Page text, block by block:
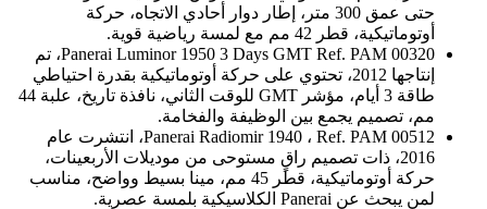
حتى عمق 300 متر، إطار دوار أحادي الاتجاه، حركة
أوتوماتيكية، قطر 42 مم مع لمسة رياضية قوية.
Panerai Luminor 1950 3 Days GMT Ref. PAM 00320، تم
إنتاجها 2012، تحتوي على حركة أوتوماتيكية بقدرة احتياطي
طاقة 3 أيام، مؤشر GMT للوقت الثاني، نافذة تاريخ، علبة 44
مم، تصميم يجمع بين الوظيفة والفخامة.
Panerai Radiomir 1940 ، Ref. PAM 00512، انتشرت عام
2016، ذات تصميم راقٍ مستوحى من موديلات الأربعينات،
حركة أوتوماتيكية، قطر 45 مم، مينا بسيط وواضح، مناسب
لمن يبحث عن Panerai الكلاسيكية بلمسة عصرية.